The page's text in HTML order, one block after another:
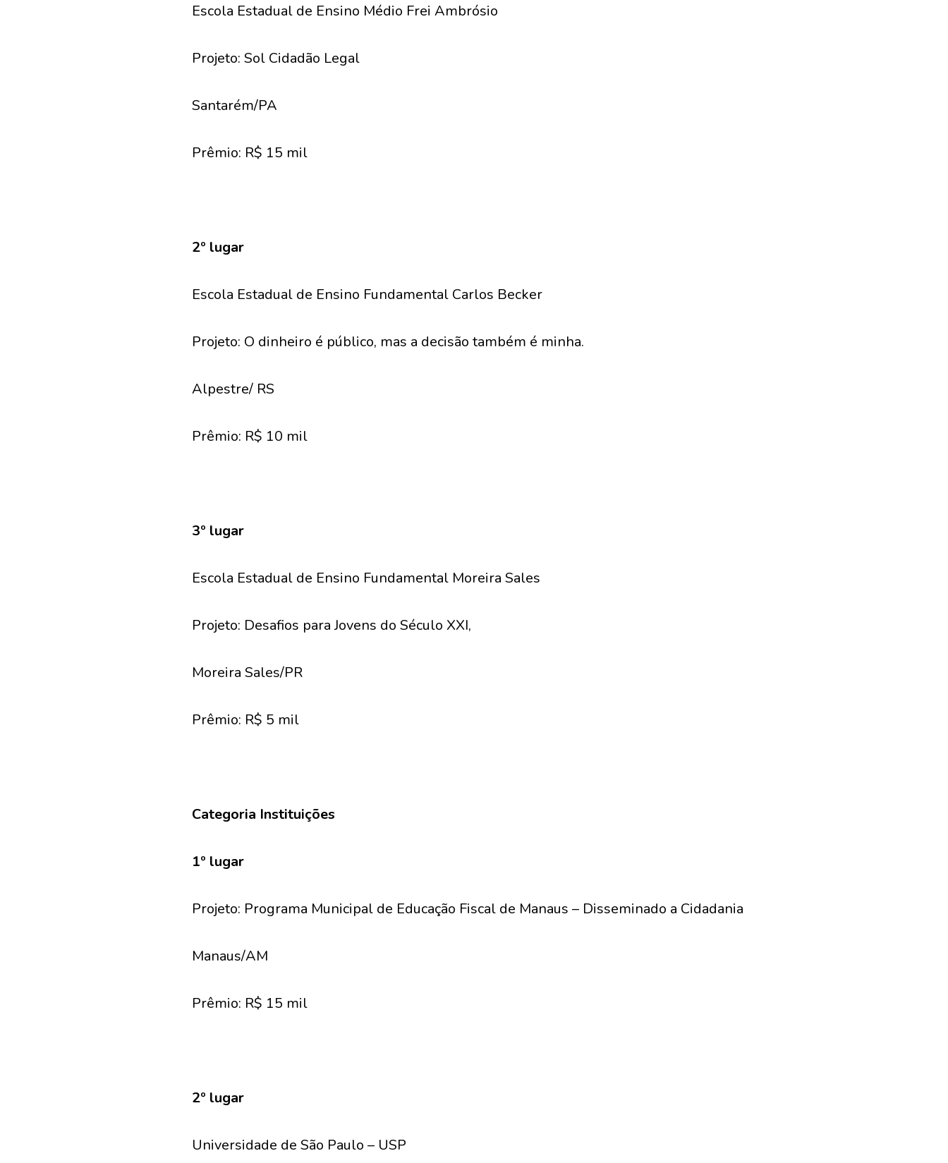
Escola Estadual de Ensino Médio Frei Ambrósio
Projeto: Sol Cidadão Legal
Santarém/PA
Prêmio: R$ 15 mil
2º lugar
Escola Estadual de Ensino Fundamental Carlos Becker
Projeto: O dinheiro é público, mas a decisão também é minha.
Alpestre/ RS
Prêmio: R$ 10 mil
3º lugar
Escola Estadual de Ensino Fundamental Moreira Sales
Projeto: Desafios para Jovens do Século XXI,
Moreira Sales/PR
Prêmio: R$ 5 mil
Categoria Instituições
1º lugar
Projeto: Programa Municipal de Educação Fiscal de Manaus – Disseminado a Cidadania
Manaus/AM
Prêmio: R$ 15 mil
2º lugar
Universidade de São Paulo – USP